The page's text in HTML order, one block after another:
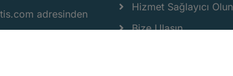
adresinden
Hizmet Sağlayıcı Olun
Bize Ulaşın